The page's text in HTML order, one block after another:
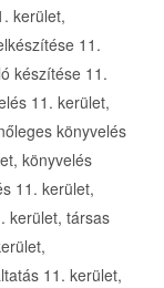
kerület,
11.
készítése 11.
11. kerület,
könyvelés
könyvelés
11. kerület,
kerület, társas
11. kerület,